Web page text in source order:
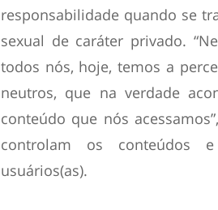
responsabilidade quando se
sexual de caráter privado.
todos nós, hoje, temos a
neutros, que na verdade
conteúdo que nós
controlam os conteúdos
usuários(as).